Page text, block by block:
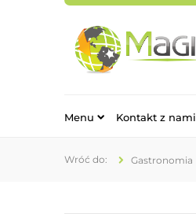
Menu Kontakt z nami
Gastronomia